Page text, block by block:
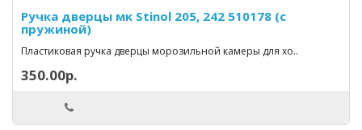
Ручка дверцы мк Stinol 205, 242 510178 (с
пружиной)
Пластиковая ручка дверцы морозильной камеры для хо..
350.00р.